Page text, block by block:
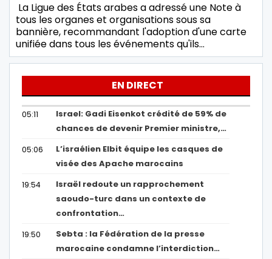
La Ligue des États arabes a adressé une Note à
tous les organes et organisations sous sa
bannière, recommandant l'adoption d'une carte
unifiée dans tous les événements qu'ils…
EN DIRECT
05:11
Israel: Gadi Eisenkot crédité de 59% de
chances de devenir Premier ministre,…
05:06
L’israélien Elbit équipe les casques de
visée des Apache marocains
19:54
Israël redoute un rapprochement
saoudo-turc dans un contexte de
confrontation…
19:50
Sebta : la Fédération de la presse
marocaine condamne l’interdiction…